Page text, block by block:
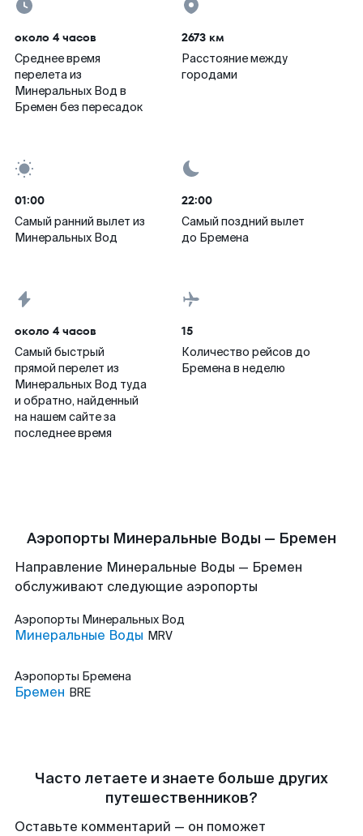
около 4 часов
Среднее время
перелета из
Минеральных Вод в
Бремен без пересадок
2673 км
Расстояние между
городами
01:00
Самый ранний вылет из
Минеральных Вод
22:00
Самый поздний вылет
до Бремена
около 4 часов
Самый быстрый
прямой перелет из
Минеральных Вод туда
и обратно, найденный
на нашем сайте за
последнее время
15
Количество рейсов до
Бремена в неделю
Аэропорты Минеральные Воды — Бремен
Направление Минеральные Воды — Бремен
обслуживают следующие аэропорты
Аэропорты Минеральных Вод
Минеральные Воды MRV
Аэропорты Бремена
Бремен BRE
Часто летаете и знаете больше других
путешественников?
Оставьте комментарий — он поможет